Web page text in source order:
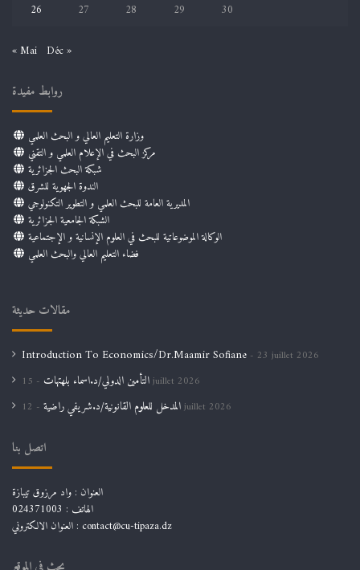
26
27 28 29 30
« Mai Déc »
روابط مفيدة
وزارة التعليم العالي و البحث العلمي
مركز البحث في الإعلام العلمي و التقني
شبكة البحث الجزائرية
الندوة الجهوية للشرق
المديرية العامة للبحث العلمي و التطوير التكنولوجي
الشبكة الجامعية الجزائرية
الوكالة الموضوعاتية للبحث في العلوم الإنسانية و الإجتماعية
فضاء التعليم العالي والبحث العلمي
مقالات حديثة
Introduction To Economics/Dr.Maamir Sofiane 23 juillet 2026
التأمين الدولي/د.اسماء بلهتهات15 juillet 2026
المدخل للعلوم القانونية/د.شريفي راضية12 juillet 2026
اتصل بنا
العنوان : واد مرزوق تيبازة
الهاتف : 024371003
العنوان الالكتروني : contact@cu-tipaza.dz